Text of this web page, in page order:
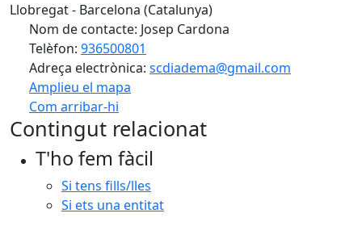
Llobregat - Barcelona (Catalunya)
Nom de contacte: Josep Cardona
Telèfon: 936500801
Adreça electrònica: scdiadema@gmail.com
Amplieu el mapa
Com arribar-hi
+
Contingut relacionat
T'ho fem fàcil
Si tens fills/lles
Si ets una entitat